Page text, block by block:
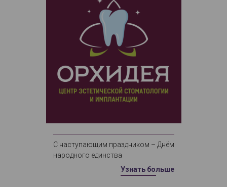
C наступающим праздником – Днём
народного единства
Узнать больше